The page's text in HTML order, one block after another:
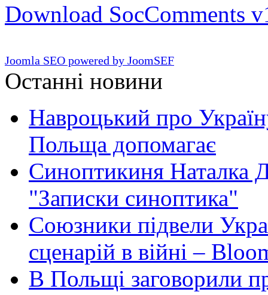
Download SocComments
Joomla SEO powered by JoomSEF
Останні новини
Навроцький про
Польща допомагає
Синоптикиня Наталка
"Записки синоптика"
Союзники підвели
сценарій в війні –
В Польщі заговорили